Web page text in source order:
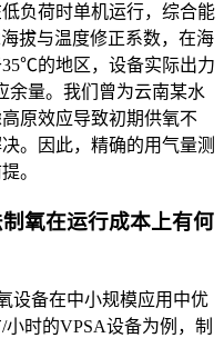
负荷时单机运行，综合能
拔与温度修正系数，在海
的地区，设备实际出力
余量。我们曾为云南某水
原效应导致初期供氧不
。因此，精确的用气量测
。
氧在运行成本上有何
设备在中小规模应用中优
时的VPSA设备为例，制